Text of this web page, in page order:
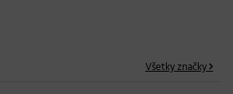
Všetky značky